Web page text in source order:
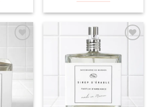
Ajouter
à la
Ajouter
wishlist